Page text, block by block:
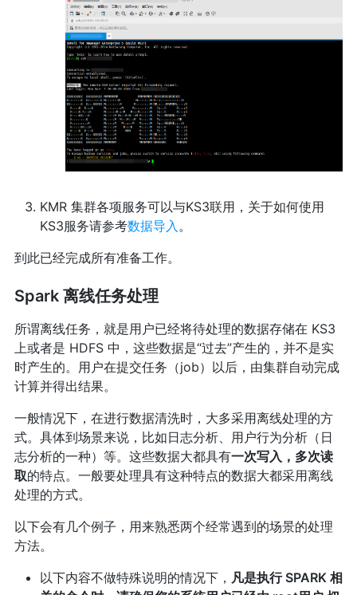
KMR 集群各项服务可以与KS3联用，关于如何使用
KS3服务请参考数据导入。
到此已经完成所有准备工作。
Spark 离线任务处理
所谓离线任务，就是用户已经将待处理的数据存储在 KS3
上或者是 HDFS 中，这些数据是“过去”产生的，并不是实
时产生的。用户在提交任务（job）以后，由集群自动完成
计算并得出结果。
一般情况下，在进行数据清洗时，大多采用离线处理的方
式。具体到场景来说，比如日志分析、用户行为分析（日
志分析的一种）等。这些数据大都具有一次写入，多次读
取的特点。一般要处理具有这种特点的数据大都采用离线
处理的方式。
以下会有几个例子，用来熟悉两个经常遇到的场景的处理
方法。
以下内容不做特殊说明的情况下， 凡是执行 SPARK 相